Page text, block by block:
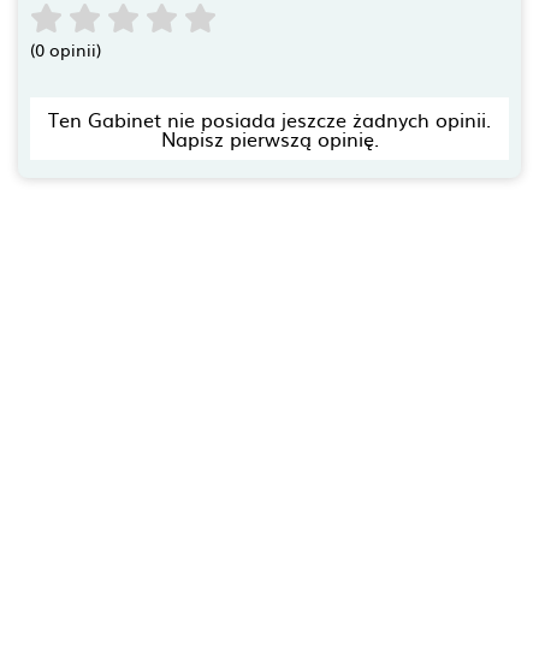
(0 opinii)
Ten Gabinet nie posiada jeszcze żadnych opinii.
Napisz pierwszą opinię.